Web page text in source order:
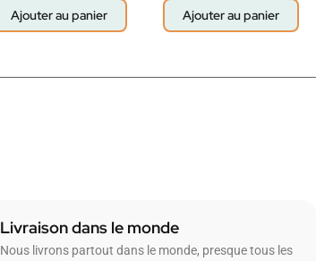
Ajouter au panier Ajouter au panier
Livraison dans le monde
Nous livrons partout dans le monde, presque tous les